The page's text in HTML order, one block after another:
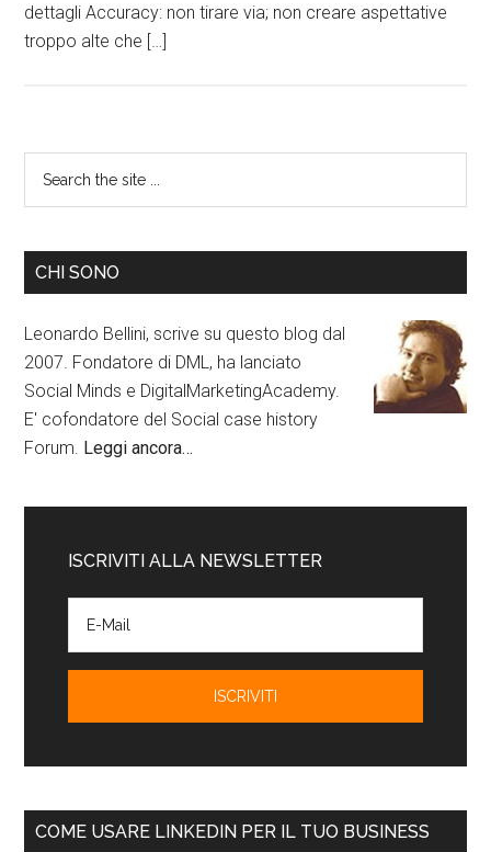
dettagli Accuracy: non tirare via; non creare aspettative
troppo alte che […]
CHI SONO
Leonardo Bellini, scrive su questo blog dal
2007. Fondatore di DML, ha lanciato
Social Minds e DigitalMarketingAcademy.
E' cofondatore del Social case history
Forum. Leggi ancora…
ISCRIVITI ALLA NEWSLETTER
COME USARE LINKEDIN PER IL TUO BUSINESS